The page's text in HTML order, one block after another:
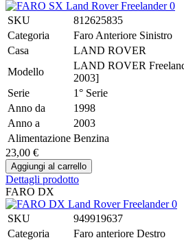
SKU
812625835
Categoria
Faro Anteriore Sinistro
Casa
LAND ROVER
Modello
LAND ROVER
2003]
Serie
1° Serie
Anno da
1998
Anno a
2003
Alimentazione Benzina
23,00 €
Dettagli prodotto
FARO DX
SKU
949919637
Categoria
Faro anteriore Destro